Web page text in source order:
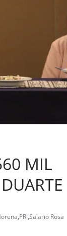
MIL
,PRI,Salario Rosa